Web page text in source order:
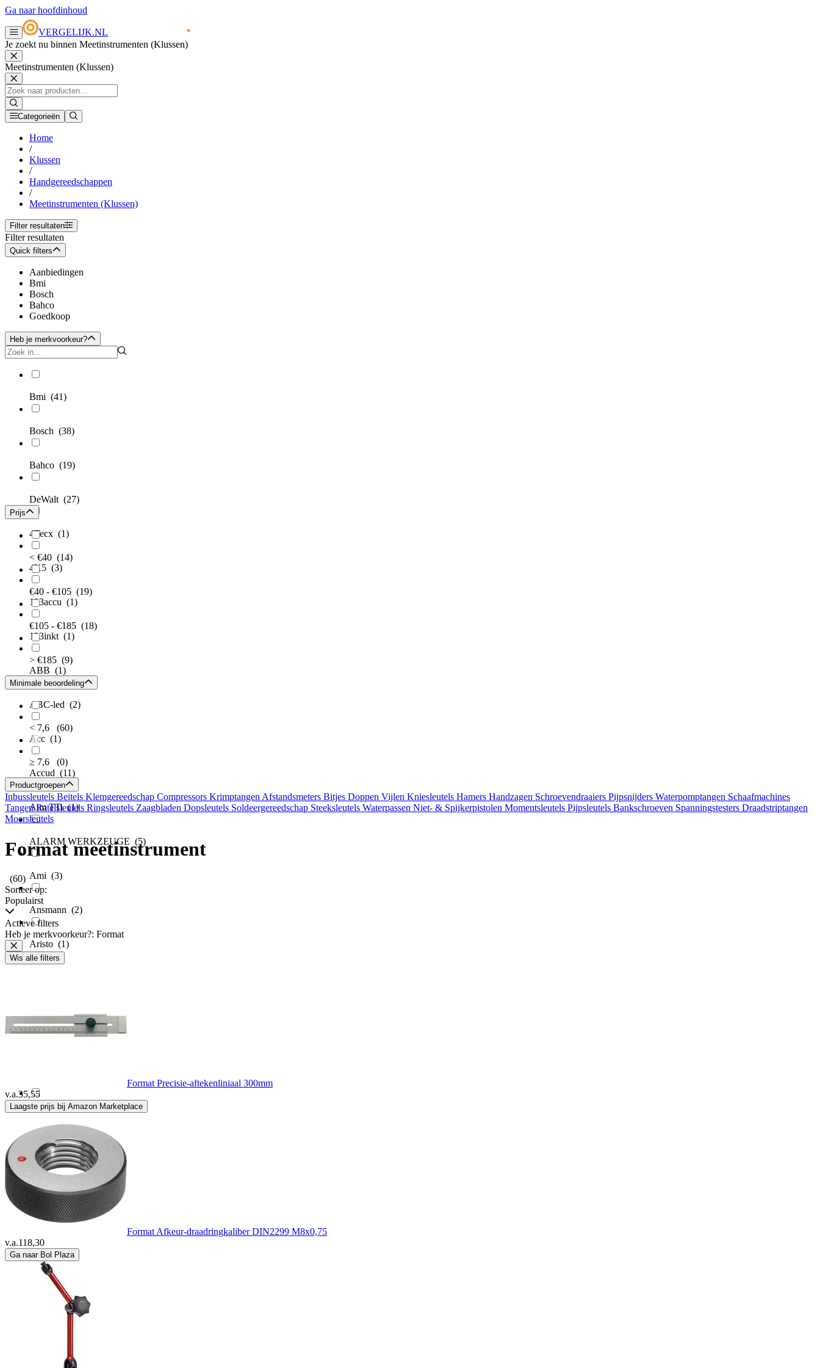
Ga naar hoofdinhoud
VERGELIJK.NL
Je zoekt nu binnen Meetinstrumenten (Klussen)
Meetinstrumenten (Klussen)
Categorieën
Home
/
Klussen
/
Handgereedschappen
/
Meetinstrumenten (Klussen)
Filter resultaten
Filter resultaten
Quick filters
Aanbiedingen
Bmi
Bosch
Bahco
Goedkoop
Heb je merkvoorkeur?
Bmi (41)
Bosch (38)
Bahco (19)
DeWalt (27)
4Tecx (1)
4K5 (3)
123accu (1)
123inkt (1)
ABB (1)
ABC-led (2)
Acc (1)
Accud (11)
Aim TTi(1)
ALARM WERKZEUGE (5)
Ami (3)
Ansmann (2)
Aristo (1)
Beha Amprobe(7)
Benning(25)
Benson
Bernstein(3)
Beta(33)
Bigstren
Birkenstock(1)
(3)
Prijs
< €40 (14)
€40 - €105 (19)
€105 - €185 (18)
> €185 (9)
Minimale beoordeling
< 7,6 (60)
≥ 7,6 (0)
Productgroepen
Inbussleutels Beitels Klemgereedschap Compressors Krimptangen Afstandsmeters Bitjes Doppen Vijlen Kniesleutels Hamers Handzagen Schroevendraaiers Pijpsnijders Waterpomptangen Schaafmachines
TangenRatelsleutels Ringsleutels Zaagbladen Dopsleutels Soldeergereedschap Steeksleutels Waterpassen Niet- & Spijkerpistolen Momentsleutels Pijpsleutels Bankschroeven Spanningstesters Draadstriptangen
Moersleutels
Format meetinstrument
(60)
Sorteer op:
Populairst
Actieve filters
Heb je merkvoorkeur?: Format
Wis alle filters
Format Precisie-aftekenliniaal 300mm
v.a.35,55
Laagste prijs bij Amazon Marketplace
Format Afkeur-draadringkaliber DIN2299 M8x0,75
v.a.118,30
Ga naar Bol Plaza